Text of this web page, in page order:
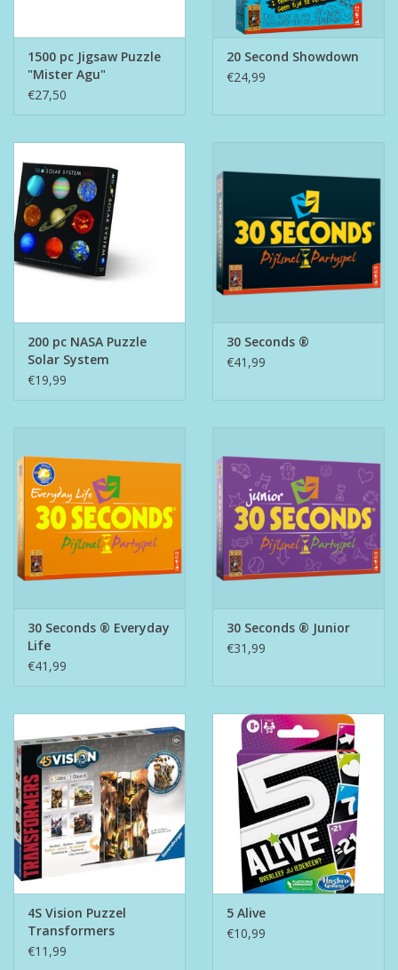
1500 pc Jigsaw Puzzle
"Mister Agu"
€27,50
20 Second Showdown
€24,99
200 pc NASA Puzzle
Solar System
€19,99
30 Seconds ®
€41,99
30 Seconds ® Everyday
Life
€41,99
30 Seconds ® Junior
€31,99
4S Vision Puzzel
Transformers
€11,99
5 Alive
€10,99